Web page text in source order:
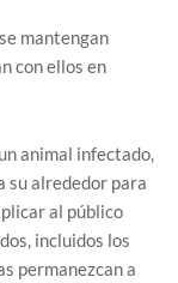
mantengan
con ellos en
animal infectado,
su alrededor para
al público
incluidos los
permanezcan a